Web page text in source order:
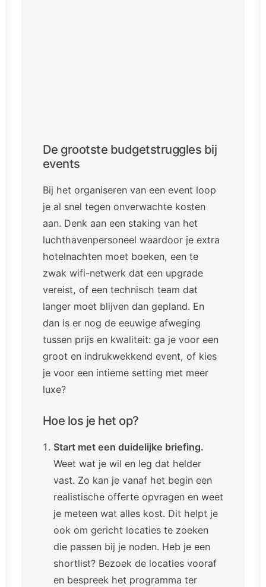
De grootste budgetstruggles bij
events
Bij het organiseren van een event loop
je al snel tegen onverwachte kosten
aan. Denk aan een staking van het
luchthavenpersoneel waardoor je extra
hotelnachten moet boeken, een te
zwak wifi-netwerk dat een upgrade
vereist, of een technisch team dat
langer moet blijven dan gepland. En
dan is er nog de eeuwige afweging
tussen prijs en kwaliteit: ga je voor een
groot en indrukwekkend event, of kies
je voor een intieme setting met meer
luxe?
Hoe los je het op?
Start met een duidelijke briefing.
Weet wat je wil en leg dat helder
vast. Zo kan je vanaf het begin een
realistische offerte opvragen en weet
je meteen wat alles kost. Dit helpt je
ook om gericht locaties te zoeken
die passen bij je noden. Heb je een
shortlist? Bezoek de locaties vooraf
en bespreek het programma ter